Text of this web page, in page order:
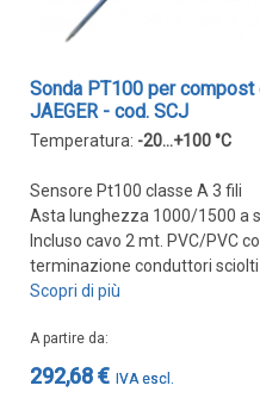
Sonda PT100 per
JAEGER - cod. SCJ
Temperatura: -20...+100 °C
Sensore Pt100 classe A 3 fili
Asta lunghezza 1000/1500 a
Incluso cavo 2 mt. PVC/PVC
terminazione conduttori sciolti
Scopri di più
A partire da
292,68 €